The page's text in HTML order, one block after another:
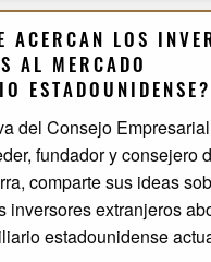
ACERCAN LOS
AL MERCADO
ESTADOUNIDENSE?
del Consejo
fundador y consejero
comparte sus ideas
inversores extranjeros
estadounidense